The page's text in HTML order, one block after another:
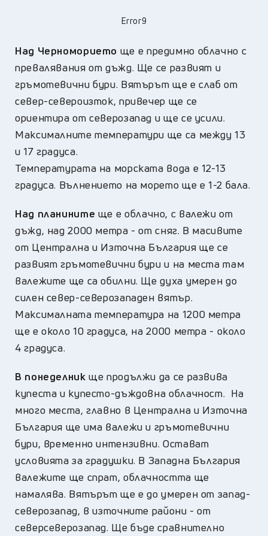
Error9
Над Черноморието ще е предимно облачно с
превалявания от дъжд. Ще се развият и
гръмотевични бури. Вятърът ще е слаб от
север-североизток, привечер ще се
ориентира от северозапад и ще се усили.
Максималните температури ще са между 13
и 17 градуса.
Температурата на морската вода е 12-13
градуса. Вълнението на морето ще е 1-2 бала.
Над планините ще е облачно, с валежи от
дъжд, над 2000 метра - от сняг. В масивите
от Централна и Източна България ще се
развият гръмотевични бури и на места там
валежите ще са обилни. Ще духа умерен до
силен север-северозападен вятър.
Максималната температура на 1200 метра
ще е около 10 градуса, на 2000 метра - около
4 градуса.
В понеделник ще продължи да се развива
купеста и купесто-дъждовна облачност. На
много места, главно в Централна и Източна
България ще има валежи и гръмотевични
бури, временно интензивни. Остават
условията за градушки. В Западна България
валежите ще спрат, облачността ще
намалява. Вятърът ще е до умерен от запад-
северозапад, в източните райони - от
северсеверозапад. Ще бъде сравнително